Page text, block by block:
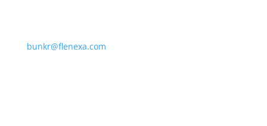
bunkr@flenexa.com